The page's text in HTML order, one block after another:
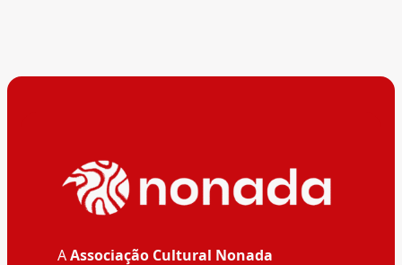
AAssociação Cultural Nonada